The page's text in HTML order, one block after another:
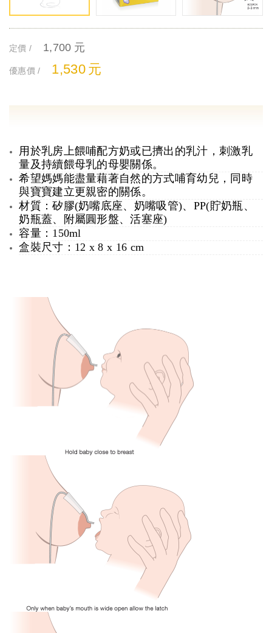
定價 / 1,700 元
優惠價 / 1,530 元
用於乳房上餵哺配方奶或已擠出的乳汁，刺激乳
量及持續餵母乳的母嬰關係。
希望媽媽能盡量藉著自然的方式哺育幼兒，同時
與寶寶建立更親密的關係。
材質：矽膠(奶嘴底座、奶嘴吸管)、PP(貯奶瓶、
奶瓶蓋、附屬圓形盤、活塞座)
容量：150ml
盒裝尺寸：12 x 8 x 16 cm